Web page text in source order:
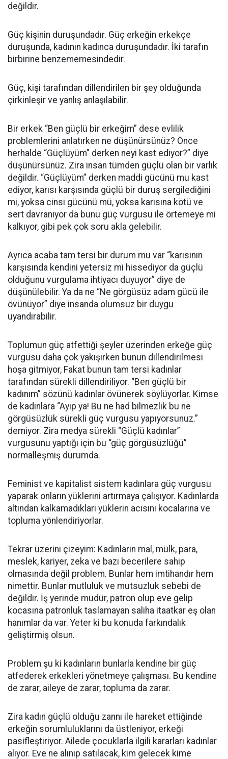
değildir.
Güç kişinin duruşundadır. Güç erkeğin erkekçe
duruşunda, kadının kadınca duruşundadır. İki tarafın
birbirine benzememesindedir.
Güç, kişi tarafından dillendirilen bir şey olduğunda
çirkinleşir ve yanlış anlaşılabilir.
Bir erkek “Ben güçlü bir erkeğim” dese evlilik
problemlerini anlatırken ne düşünürsünüz? Önce
herhalde “Güçlüyüm” derken neyi kast ediyor?” diye
düşünürsünüz. Zira insan tümden güçlü olan bir varlık
değildir. “Güçlüyüm” derken maddi gücünü mu kast
ediyor, karısı karşısında güçlü bir duruş sergilediğini
mi, yoksa cinsi gücünü mü, yoksa karısına kötü ve
sert davranıyor da bunu güç vurgusu ile örtemeye mi
kalkıyor, gibi pek çok soru akla gelebilir.
Ayrıca acaba tam tersi bir durum mu var “karısının
karşısında kendini yetersiz mi hissediyor da güçlü
olduğunu vurgulama ihtiyacı duyuyor” diye de
düşünülebilir. Ya da ne “Ne görgüsüz adam gücü ile
övünüyor” diye insanda olumsuz bir duygu
uyandırabilir.
Toplumun güç atfettiği şeyler üzerinden erkeğe güç
vurgusu daha çok yakışırken bunun dillendirilmesi
hoşa gitmiyor, Fakat bunun tam tersi kadınlar
tarafından sürekli dillendiriliyor. “Ben güçlü bir
kadınım” sözünü kadınlar övünerek söylüyorlar. Kimse
de kadınlara “Ayıp ya! Bu ne had bilmezlik bu ne
görgüsüzlük sürekli güç vurgusu yapıyorsunuz.”
demiyor. Zira medya sürekli “Güçlü kadınlar”
vurgusunu yaptığı için bu “güç görgüsüzlüğü”
normalleşmiş durumda.
Feminist ve kapitalist sistem kadınlara güç vurgusu
yaparak onların yüklerini artırmaya çalışıyor. Kadınlarda
altından kalkamadıkları yüklerin acısını kocalarına ve
topluma yönlendiriyorlar.
Tekrar üzerini çizeyim: Kadınların mal, mülk, para,
meslek, kariyer, zeka ve bazı becerilere sahip
olmasında değil problem. Bunlar hem imtihandır hem
nimettir. Bunlar mutluluk ve mutsuzluk sebebi de
değildir. İş yerinde müdür, patron olup eve gelip
kocasına patronluk taslamayan saliha itaatkar eş olan
hanımlar da var. Yeter ki bu konuda farkındalık
geliştirmiş olsun.
Problem şu ki kadınların bunlarla kendine bir güç
atfederek erkekleri yönetmeye çalışması. Bu kendine
de zarar, aileye de zarar, topluma da zarar.
Zira kadın güçlü olduğu zannı ile hareket ettiğinde
erkeğin sorumluluklarını da üstleniyor, erkeği
pasifleştiriyor. Ailede çocuklarla ilgili kararları kadınlar
alıyor. Eve ne alınıp satılacak, kim gelecek kime